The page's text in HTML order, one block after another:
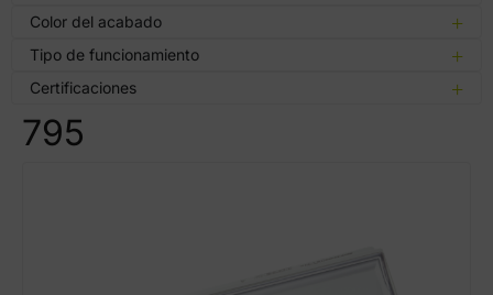
Color del acabado
Tipo de funcionamiento
Certificaciones
795